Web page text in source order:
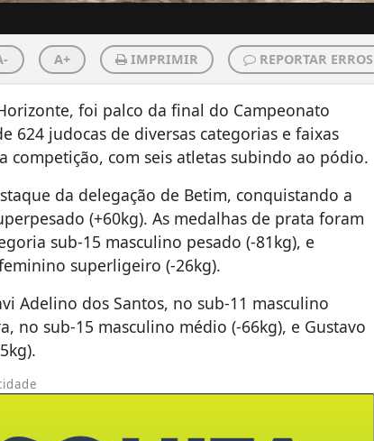
A+ IMPRIMIR REPORTAR ERROS
foi palco da final do Campeonato
624 judocas de diversas categorias e faixas
competição, com seis atletas subindo ao pódio.
da delegação de Betim, conquistando a
(+60kg). As medalhas de prata foram
sub-15 masculino pesado (-81kg), e
superligeiro (-26kg).
Adelino dos Santos, no sub-11 masculino
no sub-15 masculino médio (-66kg), e Gustavo